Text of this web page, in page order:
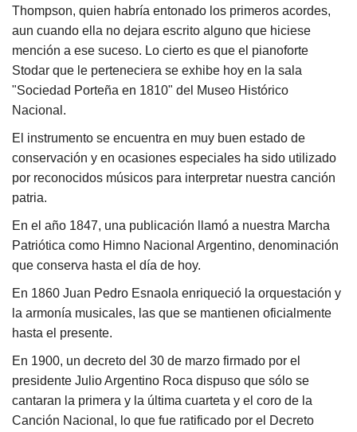
Thompson, quien habría entonado los primeros acordes,
aun cuando ella no dejara escrito alguno que hiciese
mención a ese suceso. Lo cierto es que el pianoforte
Stodar que le perteneciera se exhibe hoy en la sala
"Sociedad Porteña en 1810" del Museo Histórico
Nacional.
El instrumento se encuentra en muy buen estado de
conservación y en ocasiones especiales ha sido utilizado
por reconocidos músicos para interpretar nuestra canción
patria.
En el año 1847, una publicación llamó a nuestra Marcha
Patriótica como Himno Nacional Argentino, denominación
que conserva hasta el día de hoy.
En 1860 Juan Pedro Esnaola enriqueció la orquestación y
la armonía musicales, las que se mantienen oficialmente
hasta el presente.
En 1900, un decreto del 30 de marzo firmado por el
presidente Julio Argentino Roca dispuso que sólo se
cantaran la primera y la última cuarteta y el coro de la
Canción Nacional, lo que fue ratificado por el Decreto